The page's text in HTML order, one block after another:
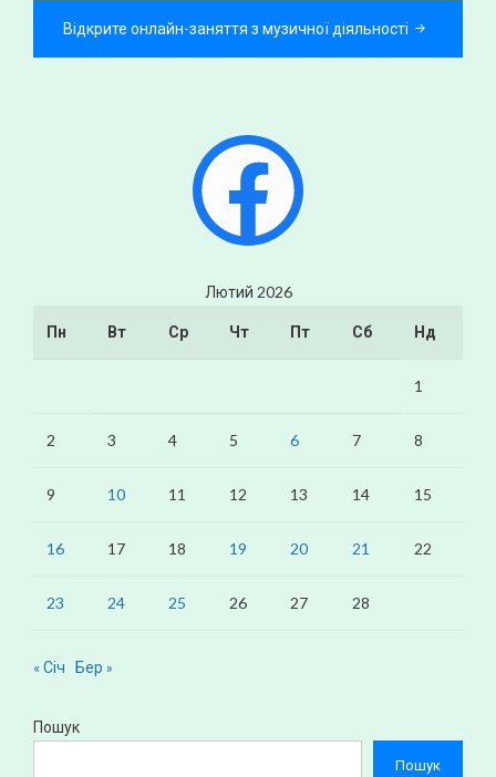
Відкрите онлайн-заняття з музичної діяльності
Лютий 2026
Пн Вт Ср Чт Пт Сб Нд
1
2 3 4 5 6 7 8
9 10 11 12 13 14 15
16 17 18 19 20 21 22
23 24 25 26 27 28
« Січ Бер »
Пошук
Пошук